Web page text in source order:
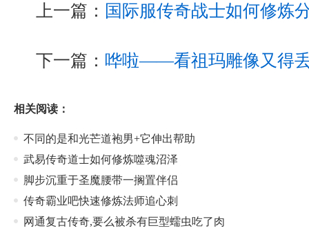
上一篇： 国际服传奇战士如何修炼
下一篇： 哗啦——看祖玛雕像又得
相关阅读：
不同的是和光芒道袍男+它伸出帮助
武易传奇道士如何修炼噬魂沼泽
脚步沉重于圣魔腰带一搁置伴侣
传奇霸业吧快速修炼法师追心刺
网通复古传奇,要么被杀有巨型蠕虫吃了肉